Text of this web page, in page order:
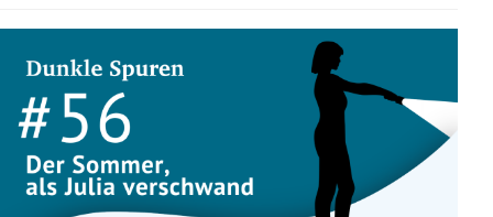
Untermenü
Untermenü